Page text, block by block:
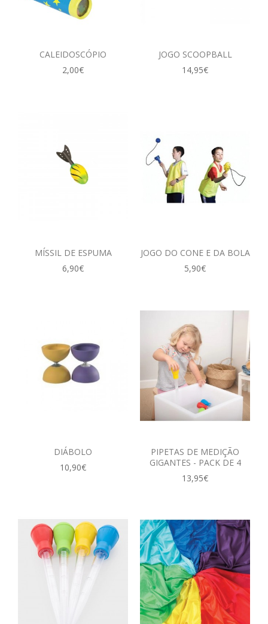
CALEIDOSCÓPIO
2,00€
JOGO SCOOPBALL
14,95€
MÍSSIL DE ESPUMA
6,90€
JOGO DO CONE E DA BOLA
5,90€
DIÁBOLO
10,90€
PIPETAS DE MEDIÇÃO
GIGANTES - PACK DE 4
13,95€